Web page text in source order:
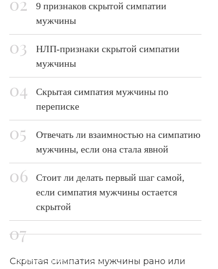
Главная страница
Блог
9 признаков скрытой симпатии
мужчины
НЛП-признаки скрытой симпатии
мужчины
Скрытая симпатия мужчины по
переписке
Отвечать ли взаимностью на симпатию
мужчины, если она стала явной
Стоит ли делать первый шаг самой,
если симпатия мужчины остается
скрытой
Скрытая симпатия мужчины рано или